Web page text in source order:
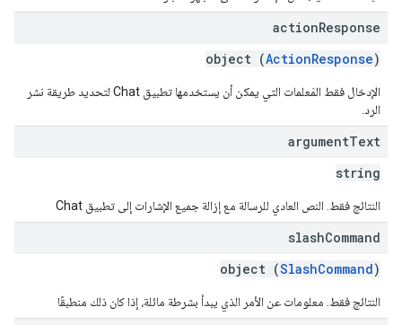
actionResponse
object (ActionResponse)
الإدخال فقط المَعلمات التي يمكن أن يستخدمها تطبيق Chat لتحديد طريقة نشر
الرد.
argumentText
string
النتائج فقط. النص العادي للرسالة مع إزالة جميع الإشارات إلى تطبيق Chat
slashCommand
object (SlashCommand)
النتائج فقط. معلومات عن الأمر الذي يبدأ بشرطة مائلة، إذا كان ذلك منطبقًا